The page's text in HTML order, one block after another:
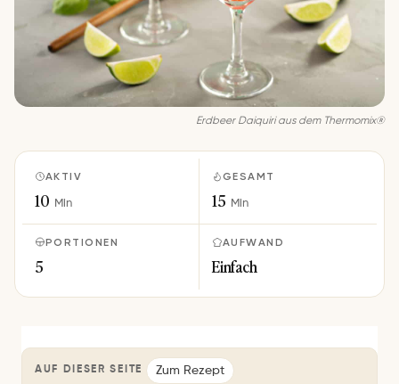
Erdbeer Daiquiri aus dem Thermomix®
AKTIV
10 Min
GESAMT
15 Min
PORTIONEN
5
AUFWAND
Einfach
AUF DIESER SEITE Zum Rezept